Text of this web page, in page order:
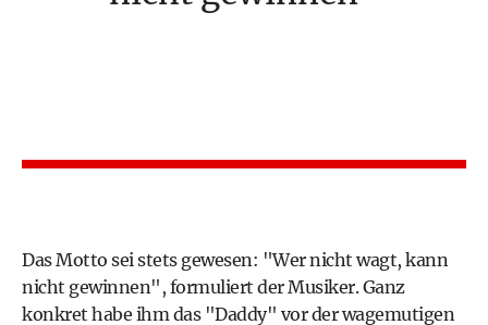
Das Motto sei stets gewesen: "Wer nicht wagt, kann
nicht gewinnen", formuliert der Musiker. Ganz
konkret habe ihm das "Daddy" vor der wagemutigen